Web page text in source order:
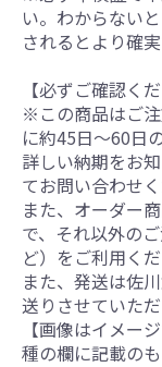
い。わからない
されるとより確実
【必ずご確認くだ
※この商品はご
に約45日～60日
詳しい納期をお
てお問い合わせく
また、オーダー
で、それ以外の
ど）をご利用くだ
また、発送は佐
送りさせていた
【画像はイメー
種の欄に記載のも